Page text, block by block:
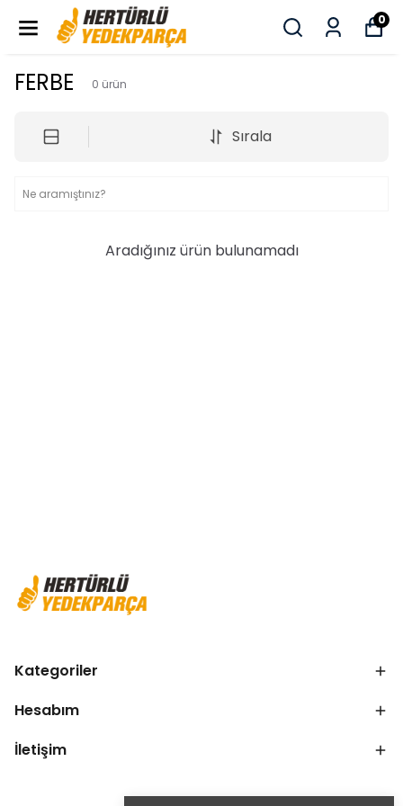
0
FERBE 0 ürün
Sırala
Aradığınız ürün bulunamadı
Kategoriler
Hesabım
İletişim